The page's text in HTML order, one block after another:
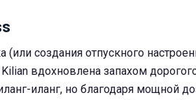
создания отпускного
вдохновлена запахом
иланг, но благодаря мощной